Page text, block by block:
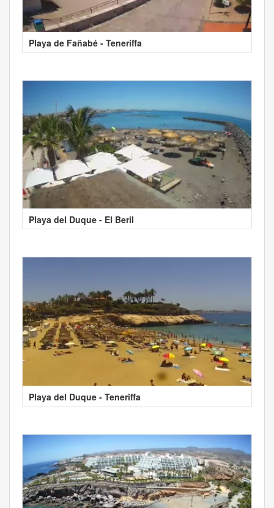
Playa de Fañabé - Teneriffa
Playa del Duque - El Beril
Playa del Duque - Teneriffa